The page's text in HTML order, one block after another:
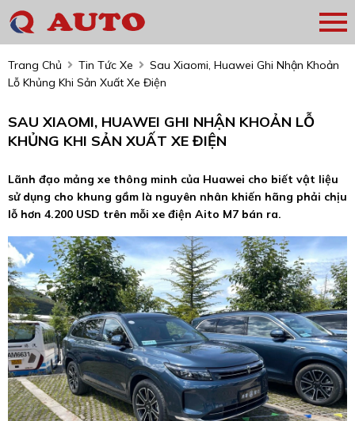
Trang Chủ Tin Tức Xe
Sau Xiaomi, Huawei Ghi Nhận Khoản
Lỗ Khủng Khi Sản Xuất Xe Điện
SAU XIAOMI, HUAWEI GHI NHẬN KHOẢN LỖ
KHỦNG KHI SẢN XUẤT XE ĐIỆN
Lãnh đạo mảng xe thông minh của Huawei cho biết vật liệu
sử dụng cho khung gầm là nguyên nhân khiến hãng phải chịu
lỗ hơn 4.200 USD trên mỗi xe điện Aito M7 bán ra.